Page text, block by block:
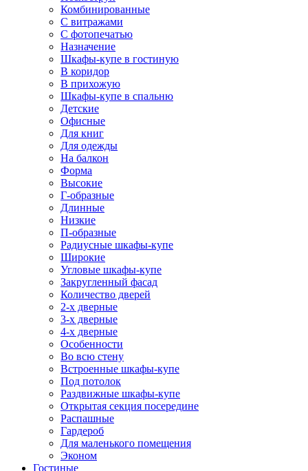
Комбинированные
С витражами
С фотопечатью
Назначение
Шкафы-купе в гостиную
В коридор
В прихожую
Шкафы-купе в спальню
Детские
Офисные
Для книг
Для одежды
На балкон
Форма
Высокие
Г-образные
Длинные
Низкие
П-образные
Радиусные шкафы-купе
Широкие
Угловые шкафы-купе
Закругленный фасад
Количество дверей
2-х дверные
3-х дверные
4-х дверные
Особенности
Во всю стену
Встроенные шкафы-купе
Под потолок
Раздвижные шкафы-купе
Открытая секция посередине
Распашные
Гардероб
Для маленького помещения
Эконом
Гостиные